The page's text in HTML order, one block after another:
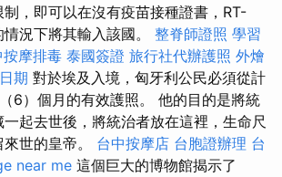
，即可以在沒有疫苗接種證書，RT-
況下將其輸入該國。 整脊師證照 學習
按摩排毒 泰國簽證 旅行社代辦護照 外燴
期 對於埃及入境，匈牙利公民必須從計
6）個月的有效護照。 他的目的是將統
起去世後，將統治者放在這裡，生命尺
世的皇帝。 台中按摩店 台胞證辦理 台
near me 這個巨大的博物館揭示了